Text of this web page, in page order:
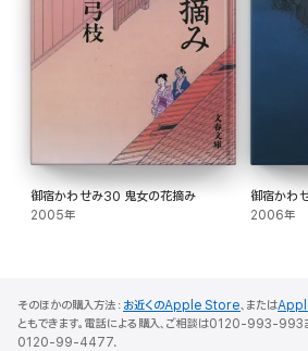
御宿かわせみ30 鬼女の花摘み
2005年
御宿かわ
2006年
そのほかの購入方法： お近くのApple Store、または
ともできます。電話による購入、ご相談は0120-993-
0120-99-4477.